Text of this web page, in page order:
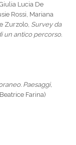
Lucia De
Rossi, Mariana
Zurzolo, Survey da
un antico percorso.
Paesaggi,
Farina)